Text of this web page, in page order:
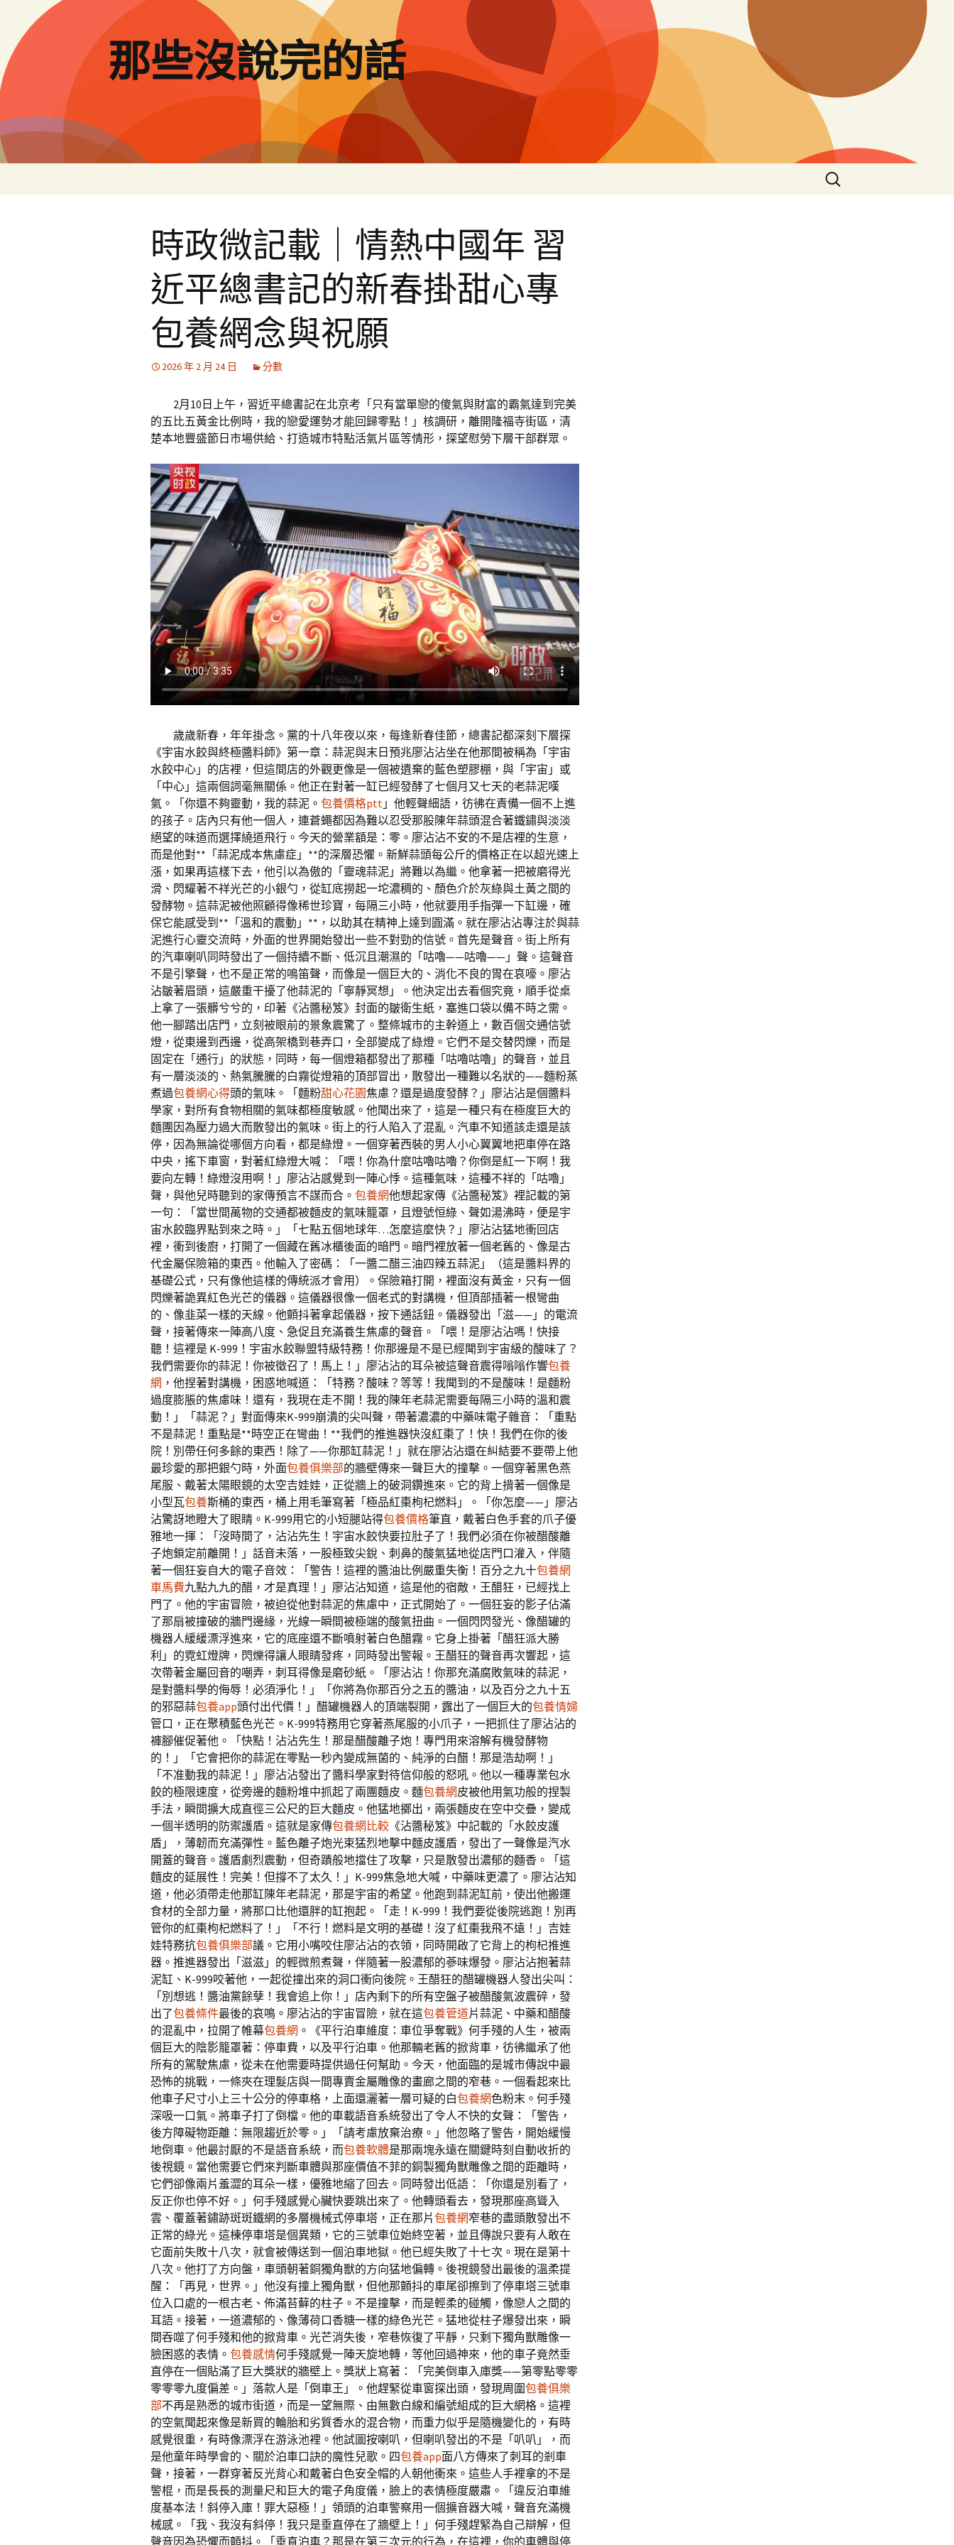
要
內
容
那些沒說完的話
搜
尋
時政微記載｜情熱中國年 習
近平總書記的新春掛甜心專
包養網念與祝願
2026 年 2 月 24 日 分數
2月10日上午，習近平總書記在北京考「只有當單戀的傻氣與財富的霸氣達到完美
的五比五黃金比例時，我的戀愛運勢才能回歸零點！」核調研，離開隆福寺街區，清
楚本地豐盛節日市場供給、打造城市特點活氣片區等情形，探望慰勞下層干部群眾。
歲歲新春，年年掛念。黨的十八年夜以來，每逢新春佳節，總書記都深刻下層探
《宇宙水餃與終極醬料師》第一章：蒜泥與末日預兆廖沾沾坐在他那間被稱為「宇宙
水餃中心」的店裡，但這間店的外觀更像是一個被遺棄的藍色塑膠棚，與「宇宙」或
「中心」這兩個詞毫無關係。他正在對著一缸已經發酵了七個月又七天的老蒜泥嘆
氣。「你還不夠靈動，我的蒜泥。 包養價格ptt 」他輕聲細語，彷彿在責備一個不上進
的孩子。店內只有他一個人，連蒼蠅都因為難以忍受那股陳年蒜頭混合著鐵鏽與淡淡
絕望的味道而選擇繞道飛行。今天的營業額是：零。廖沾沾不安的不是店裡的生意，
而是他對**「蒜泥成本焦慮症」**的深層恐懼。新鮮蒜頭每公斤的價格正在以超光速上
漲，如果再這樣下去，他引以為傲的「靈魂蒜泥」將難以為繼。他拿著一把被磨得光
滑、閃耀著不祥光芒的小銀勺，從缸底撈起一坨濃稠的、顏色介於灰綠與土黃之間的
發酵物。這蒜泥被他照顧得像稀世珍寶，每隔三小時，他就要用手指彈一下缸邊，確
保它能感受到**「溫和的震動」**，以助其在精神上達到圓滿。就在廖沾沾專注於與蒜
泥進行心靈交流時，外面的世界開始發出一些不對勁的信號。首先是聲音。街上所有
的汽車喇叭同時發出了一個持續不斷、低沉且潮濕的「咕嚕——咕嚕——」聲。這聲音
不是引擎聲，也不是正常的鳴笛聲，而像是一個巨大的、消化不良的胃在哀嚎。廖沾
沾皺著眉頭，這嚴重干擾了他蒜泥的「寧靜冥想」。他決定出去看個究竟，順手從桌
上拿了一張髒兮兮的，印著《沾醬秘笈》封面的皺衛生紙，塞進口袋以備不時之需。
他一腳踏出店門，立刻被眼前的景象震驚了。整條城市的主幹道上，數百個交通信號
燈，從東邊到西邊，從高架橋到巷弄口，全部變成了綠燈。它們不是交替閃爍，而是
固定在「通行」的狀態，同時，每一個燈箱都發出了那種「咕嚕咕嚕」的聲音，並且
有一層淡淡的、熱氣騰騰的白霧從燈箱的頂部冒出，散發出一種難以名狀的——麵粉蒸
煮過包養網心得頭的氣味。「麵粉甜心花園焦慮？還是過度發酵？」廖沾沾是個醬料
學家，對所有食物相關的氣味都極度敏感。他聞出來了，這是一種只有在極度巨大的
麵團因為壓力過大而散發出的氣味。街上的行人陷入了混亂。汽車不知道該走還是該
停，因為無論從哪個方向看，都是綠燈。一個穿著西裝的男人小心翼翼地把車停在路
中央，搖下車窗，對著紅綠燈大喊：「喂！你為什麼咕嚕咕嚕？你倒是紅一下啊！我
要向左轉！綠燈沒用啊！」廖沾沾感覺到一陣心悸。這種氣味，這種不祥的「咕嚕」
聲，與他兒時聽到的家傳預言不謀而合。 包養網他想起家傳《沾醬秘笈》裡記載的第
一句：「當世間萬物的交通都被麵皮的氣味籠罩，且燈號恒綠、聲如湯沸時，便是宇
宙水餃臨界點到來之時。」「七點五個地球年…怎麼這麼快？」廖沾沾猛地衝回店
裡，衝到後廚，打開了一個藏在舊冰櫃後面的暗門。暗門裡放著一個老舊的、像是古
代金屬保險箱的東西。他輸入了密碼：「一醬二醋三油四辣五蒜泥」（這是醬料界的
基礎公式，只有像他這樣的傳統派才會用）。保險箱打開，裡面沒有黃金，只有一個
閃爍著詭異紅色光芒的儀器。這儀器很像一個老式的對講機，但頂部插著一根彎曲
的、像韭菜一樣的天線。他顫抖著拿起儀器，按下通話鈕。儀器發出「滋——」的電流
聲，接著傳來一陣高八度、急促且充滿養生焦慮的聲音。「喂！是廖沾沾嗎！快接
聽！這裡是 K-999！宇宙水餃聯盟特級特務！你那邊是不是已經聞到宇宙級的酸味了？
我們需要你的蒜泥！你被徵召了！馬上！」廖沾沾的耳朵被這聲音震得嗡嗡作響包養
網 ，他捏著對講機，困惑地喊道：「特務？酸味？等等！我聞到的不是酸味！是麵粉
過度膨脹的焦慮味！還有，我現在走不開！我的陳年老蒜泥需要每隔三小時的溫和震
動！」「蒜泥？」對面傳來K-999崩潰的尖叫聲，帶著濃濃的中藥味電子雜音：「重點
不是蒜泥！重點是**時空正在彎曲！**我們的推進器快沒紅棗了！快！我們在你的後
院！別帶任何多餘的東西！除了——你那缸蒜泥！」就在廖沾沾還在糾結要不要帶上他
最珍愛的那把銀勺時，外面包養俱樂部的牆壁傳來一聲巨大的撞擊。一個穿著黑色燕
尾服、戴著太陽眼鏡的太空吉娃娃，正從牆上的破洞鑽進來。它的背上揹著一個像是
小型瓦包養斯桶的東西，桶上用毛筆寫著「極品紅棗枸杞燃料」。「你怎麼——」廖沾
沾驚訝地瞪大了眼睛。K-999用它的小短腿站得包養價格筆直，戴著白色手套的爪子優
雅地一揮：「沒時間了，沾沾先生！宇宙水餃快要拉肚子了！我們必須在你被醋酸離
子炮鎖定前離開！」話音未落，一股極致尖銳、刺鼻的酸氣猛地從店門口灌入，伴隨
著一個狂妄自大的電子音效：「警告！這裡的醬油比例嚴重失衡！百分之九十包養網
車馬費九點九九的醋，才是真理！」廖沾沾知道，這是他的宿敵，王醋狂，已經找上
門了。他的宇宙冒險，被迫從他對蒜泥的焦慮中，正式開始了。一個狂妄的影子佔滿
了那扇被撞破的牆門邊緣，光線一瞬間被極端的酸氣扭曲。一個閃閃發光、像醋罐的
機器人緩緩漂浮進來，它的底座還不斷噴射著白色醋霧。它身上掛著「醋狂派大勝
利」的霓虹燈牌，閃爍得讓人眼睛發疼，同時發出警報。王醋狂的聲音再次響起，這
次帶著金屬回音的嘲弄，刺耳得像是磨砂紙。「廖沾沾！你那充滿腐敗氣味的蒜泥，
是對醬料學的侮辱！必須淨化！」「你將為你那百分之五的醬油，以及百分之九十五
的邪惡蒜包養app頭付出代價！」醋罐機器人的頂端裂開，露出了一個巨大的包養情婦
管口，正在聚積藍色光芒。K-999特務用它穿著燕尾服的小爪子，一把抓住了廖沾沾的
褲腳催促著他。「快點！沾沾先生！那是醋酸離子炮！專門用來溶解有機發酵物
的！」「它會把你的蒜泥在零點一秒內變成無菌的、純淨的白醋！那是浩劫啊！」
「不准動我的蒜泥！」廖沾沾發出了醬料學家對待信仰般的怒吼。他以一種專業包水
餃的極限速度，從旁邊的麵粉堆中抓起了兩團麵皮。麵包養網皮被他用氣功般的捏製
手法，瞬間擴大成直徑三公尺的巨大麵皮。他猛地擲出，兩張麵皮在空中交疊，變成
一個半透明的防禦護盾。這就是家傳包養網比較 《沾醬秘笈》中記載的「水餃皮護
盾」，薄韌而充滿彈性。藍色離子炮光束猛烈地擊中麵皮護盾，發出了一聲像是汽水
開蓋的聲音。護盾劇烈震動，但奇蹟般地擋住了攻擊，只是散發出濃郁的麵香。「這
麵皮的延展性！完美！但撐不了太久！」K-999焦急地大喊，中藥味更濃了。廖沾沾知
道，他必須帶走他那缸陳年老蒜泥，那是宇宙的希望。他跑到蒜泥缸前，使出他搬運
食材的全部力量，將那口比他還胖的缸抱起。「走！K-999！我們要從後院逃跑！別再
管你的紅棗枸杞燃料了！」「不行！燃料是文明的基礎！沒了紅棗我飛不遠！」吉娃
娃特務抗包養俱樂部議。它用小嘴咬住廖沾沾的衣領，同時開啟了它背上的枸杞推進
器。推進器發出「滋滋」的輕微煎煮聲，伴隨著一股濃郁的蔘味爆發。廖沾沾抱著蒜
泥缸、K-999咬著他，一起從撞出來的洞口衝向後院。王醋狂的醋罐機器人發出尖叫：
「別想逃！醬油黨餘孽！我會追上你！」店內剩下的所有空盤子被醋酸氣波震碎，發
出了包養條件最後的哀鳴。廖沾沾的宇宙冒險，就在這包養管道片蒜泥、中藥和醋酸
的混亂中，拉開了帷幕包養網 。《平行泊車維度：車位爭奪戰》何手殘的人生，被兩
個巨大的陰影籠罩著：停車費，以及平行泊車。他那輛老舊的掀背車，彷彿繼承了他
所有的駕駛焦慮，從未在他需要時提供過任何幫助。今天，他面臨的是城市傳說中最
恐怖的挑戰，一條夾在理髮店與一間專賣金屬雕像的畫廊之間的窄巷。一個看起來比
他車子尺寸小上三十公分的停車格，上面還灑著一層可疑的白包養網色粉末。何手殘
深吸一口氣。將車子打了倒檔。他的車載語音系統發出了令人不快的女聲：「警告，
後方障礙物距離：無限趨近於零。」「請考慮放棄治療。」他忽略了警告，開始緩慢
地倒車。他最討厭的不是語音系統，而包養軟體是那兩塊永遠在關鍵時刻自動收折的
後視鏡。當他需要它們來判斷車體與那座價值不菲的銅製獨角獸雕像之間的距離時，
它們卻像兩片羞澀的耳朵一樣，優雅地縮了回去。同時發出低語：「你還是別看了，
反正你也停不好。」何手殘感覺心臟快要跳出來了。他轉頭看去，發現那座高聳入
雲、覆蓋著鏽跡斑斑鐵網的多層機械式停車塔，正在那片包養網窄巷的盡頭散發出不
正常的綠光。這棟停車塔是個異類，它的三號車位始終空著，並且傳說只要有人敢在
它面前失敗十八次，就會被傳送到一個泊車地獄。他已經失敗了十七次。現在是第十
八次。他打了方向盤，車頭朝著銅獨角獸的方向猛地偏轉。後視鏡發出最後的溫柔提
醒：「再見，世界。」他沒有撞上獨角獸，但他那顫抖的車尾卻擦到了停車塔三號車
位入口處的一根古老、佈滿苔蘚的柱子。不是撞擊，而是輕柔的碰觸，像戀人之間的
耳語。接著，一道濃郁的、像薄荷口香糖一樣的綠色光芒。猛地從柱子爆發出來，瞬
間吞噬了何手殘和他的掀背車。光芒消失後，窄巷恢復了平靜，只剩下獨角獸雕像一
臉困惑的表情。 包養感情何手殘感覺一陣天旋地轉，等他回過神來，他的車子竟然垂
直停在一個貼滿了巨大獎狀的牆壁上。獎狀上寫著：「完美倒車入庫獎——第零點零零
零零零九度偏差。」落款人是「倒車王」。他趕緊從車窗探出頭，發現周圍包養俱樂
部不再是熟悉的城市街道，而是一望無際、由無數白線和編號組成的巨大網格。這裡
的空氣聞起來像是新買的輪胎和劣質香水的混合物，而重力似乎是隨機變化的，有時
感覺很重，有時像漂浮在游泳池裡。他試圖按喇叭，但喇叭發出的不是「叭叭」，而
是他童年時學會的、關於泊車口訣的魔性兒歌。四包養app面八方傳來了刺耳的剎車
聲，接著，一群穿著反光背心和戴著白色安全帽的人朝他衝來。這些人手裡拿的不是
警棍，而是長長的測量尺和巨大的電子角度儀，臉上的表情極度嚴肅。「違反泊車維
度基本法！斜停入庫！罪大惡極！」領頭的泊車警察用一個擴音器大喊，聲音充滿機
械感。「我、我沒有斜停！我只是垂直停在了牆壁上！」何手殘趕緊為自己辯解，但
聲音因為恐懼而顫抖。「垂直泊車？那是在第三次元的行為，在這裡，你的車體與停